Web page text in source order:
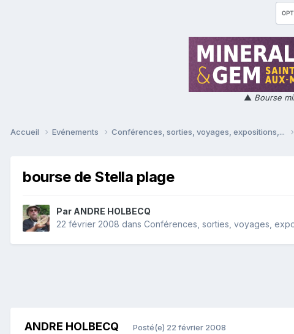
▲ Bourse
Accueil Evénements Conférences, sorties, voyages, expositions,...
bourse de Stella plage
Par ANDRE HOLBECQ
22 février 2008 dans Conférences, sorties, voyages,
ANDRE HOLBECQ Posté(e) 22 février 2008